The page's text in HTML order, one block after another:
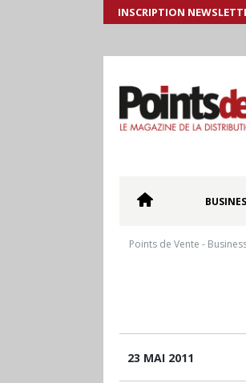
INSCRIPTION
Points de Vente -
23 MAI 2011